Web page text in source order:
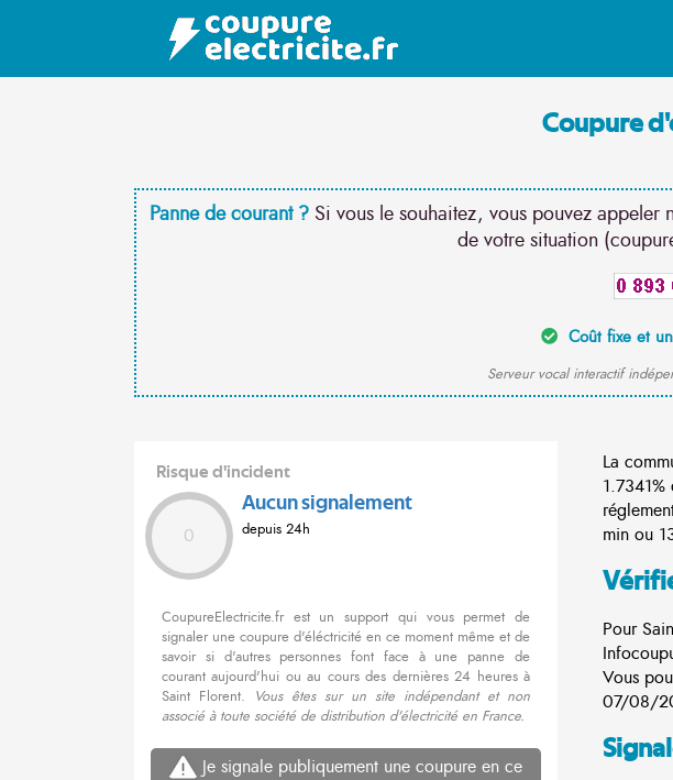
Coupure
Panne de courant ? Si vous le souhaitez, vous pouvez
de votre situation
Coût fixe et
Serveur vocal interactif
Risque d'incident
0
Aucun signalement
depuis 24h
CoupureElectricite.fr est un support qui vous permet de
signaler une coupure d'éléctricité en ce moment même et de
savoir si d'autres personnes font face à une panne de
courant aujourd'hui ou au cours des dernières 24 heures à
Saint Florent.
Vous êtes sur un site indépendant et non
associé à toute société de distribution d'électricité en France.
Je signale publiquement une coupure en ce
La
min ou
Pour
Vous
07/08/